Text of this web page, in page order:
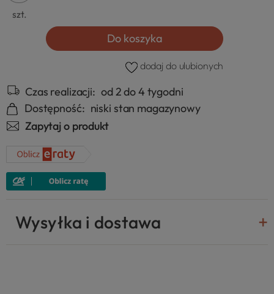
szt.
Do koszyka
dodaj do ulubionych
Czas realizacji: od 2 do 4 tygodni
Dostępność: niski stan magazynowy
Zapytaj o produkt
Wysyłka i dostawa